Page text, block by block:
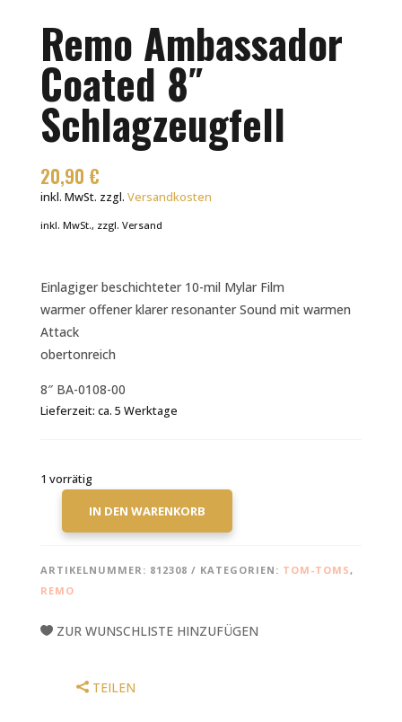
Remo Ambassador
Coated 8″
Schlagzeugfell
20,90 €
inkl. MwSt. zzgl. Versandkosten
inkl. MwSt., zzgl. Versand
Einlagiger beschichteter 10-mil Mylar Film
warmer offener klarer resonanter Sound mit warmen
Attack
obertonreich
8″ BA-0108-00
Lieferzeit: ca. 5 Werktage
1 vorrätig
AMBASSADOR
MENGE
IN DEN WARENKORB
ARTIKELNUMMER: 812308 KATEGORIEN: TOM-TOMS ,
REMO
ZUR WUNSCHLISTE HINZUFÜGEN
TEILEN